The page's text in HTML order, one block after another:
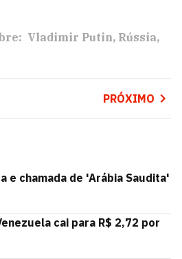
Vladimir Putin Rússia
PRÓXIMO
e chamada de 'Arábia Saudita'
cai para R$ 2,72 por